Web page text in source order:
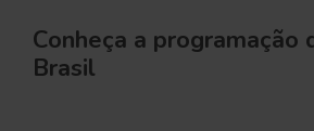
Conheça a programação
Brasil